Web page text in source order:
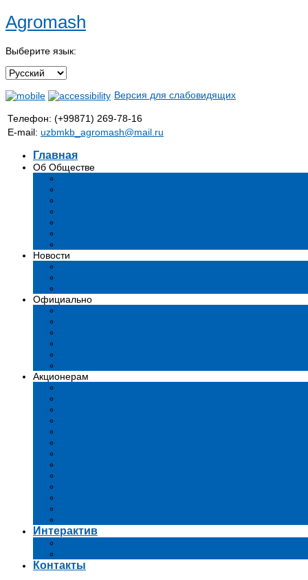
Agromash
Выберите язык:
Версия для слабовидящих
Телефон: (+99871) 269-78-16
E-mail: uzbmkb_agromash@mail.ru
Главная
Об Обществе
Новости
Официально
Акционерам
Интерактив
Контакты